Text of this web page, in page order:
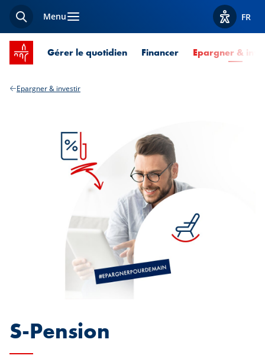
Recherche
Menu Afficher
FR
Accueil SPUERKEESS
Gérer le quotidien Financer Epargner &
Epargner & investir
S-Pension